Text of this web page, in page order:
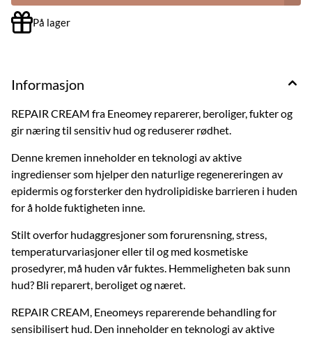
På lager
Informasjon
REPAIR CREAM fra Eneomey reparerer, beroliger, fukter og
gir næring til sensitiv hud og reduserer rødhet.
Denne kremen inneholder en teknologi av aktive
ingredienser som hjelper den naturlige regenereringen av
epidermis og forsterker den hydrolipidiske barrieren i huden
for å holde fuktigheten inne.
Stilt overfor hudaggresjoner som forurensning, stress,
temperaturvariasjoner eller til og med kosmetiske
prosedyrer, må huden vår fuktes. Hemmeligheten bak sunn
hud? Bli reparert, beroliget og næret.
REPAIR CREAM, Eneomeys reparerende behandling for
sensibilisert hud. Den inneholder en teknologi av aktive